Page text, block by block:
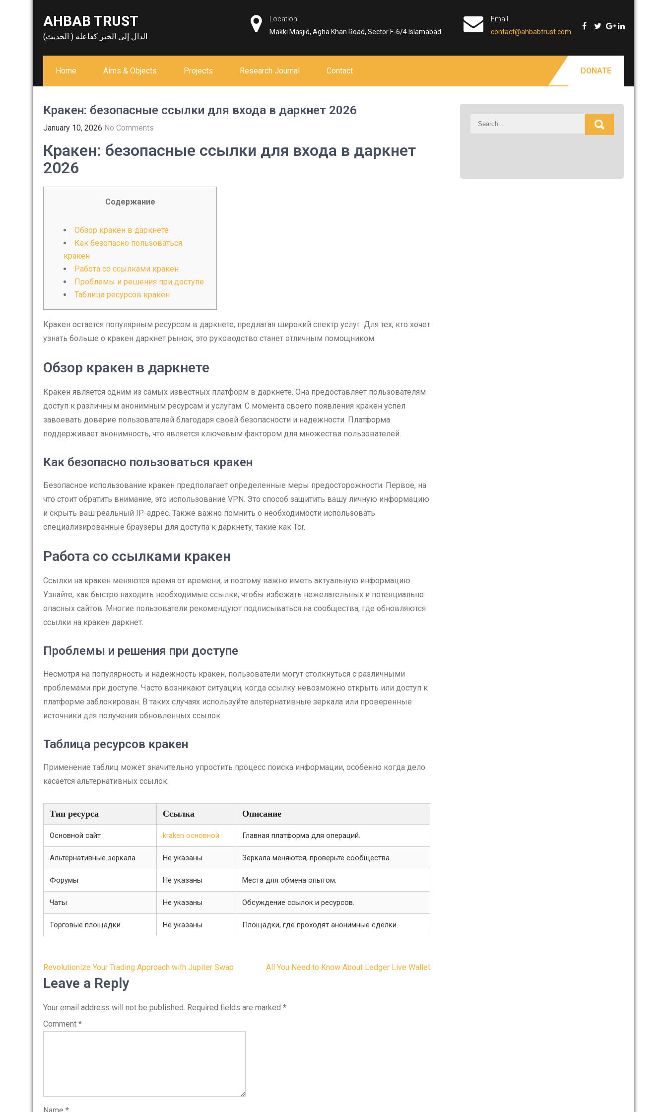
AHBAB TRUST
الدال إلى الخير كفاعله ( الحديث)
Location
Makki Masjid, Agha Khan Road, Sector F-6/4 Islamabad
Email
contact@ahbabtrust.com
Home Aims & Objects Projects Research Journal Contact DONATE
Кракен: безопасные ссылки для входа в даркнет 2026
January 10, 2026 No Comments
Кракен: безопасные ссылки для входа в даркнет
2026
Содержание
Обзор кракен в даркнете
Как безопасно пользоваться
кракен
Работа со ссылками кракен
Проблемы и решения при доступе
Таблица ресурсов кракен
Кракен остается популярным ресурсом в даркнете, предлагая широкий спектр услуг. Для тех, кто хочет
узнать больше о кракен даркнет рынок, это руководство станет отличным помощником.
Обзор кракен в даркнете
Кракен является одним из самых известных платформ в даркнете. Она предоставляет пользователям
доступ к различным анонимным ресурсам и услугам. С момента своего появления кракен успел
завоевать доверие пользователей благодаря своей безопасности и надежности. Платформа
поддерживает анонимность, что является ключевым фактором для множества пользователей.
Как безопасно пользоваться кракен
Безопасное использование кракен предполагает определенные меры предосторожности. Первое, на
что стоит обратить внимание, это использование VPN. Это способ защитить вашу личную информацию
и скрыть ваш реальный IP-адрес. Также важно помнить о необходимости использовать
специализированные браузеры для доступа к даркнету, такие как Tor.
Работа со ссылками кракен
Ссылки на кракен меняются время от времени, и поэтому важно иметь актуальную информацию.
Узнайте, как быстро находить необходимые ссылки, чтобы избежать нежелательных и потенциально
опасных сайтов. Многие пользователи рекомендуют подписываться на сообщества, где обновляются
ссылки на кракен даркнет.
Проблемы и решения при доступе
Несмотря на популярность и надежность кракен, пользователи могут столкнуться с различными
проблемами при доступе. Часто возникают ситуации, когда ссылку невозможно открыть или доступ к
платформе заблокирован. В таких случаях используйте альтернативные зеркала или проверенные
источники для получения обновленных ссылок.
Таблица ресурсов кракен
Применение таблиц может значительно упростить процесс поиска информации, особенно когда дело
касается альтернативных ссылок.
Тип ресурса Ссылка Описание
Основной сайт kraken основной Главная платформа для операций.
Альтернативные зеркала Не указаны Зеркала меняются, проверьте сообщества.
Форумы Не указаны Места для обмена опытом.
Чаты Не указаны Обсуждение ссылок и ресурсов.
Торговые площадки Не указаны Площадки, где проходят анонимные сделки.
Post
navigation
Revolutionize Your Trading Approach with Jupiter Swap All You Need to Know About Ledger Live Wallet
Leave a Reply
Your email address will not be published. Required fields are marked *
Comment *